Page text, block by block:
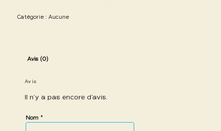
Catégorie : Aucune
Avis (0)
Avis
Il n’y a pas encore d’avis.
Nom *